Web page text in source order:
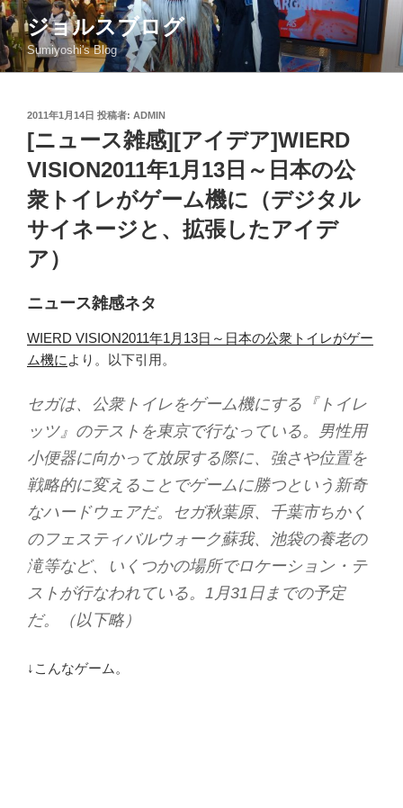
コ
ン
テ
ン
ジョルスブログ
Sumiyoshi's Blog
投
稿
日:
2011年1月14日 投稿者: ADMIN
[ニュース雑感][アイデア]WIERD
VISION2011年1月13日～日本の公
衆トイレがゲーム機に（デジタル
サイネージと、拡張したアイデ
ア）
ニュース雑感ネタ
WIERD VISION2011年1月13日～日本の公衆トイレがゲー
ム機に より。以下引用。
セガは、公衆トイレをゲーム機にする『トイレ
ッツ』のテストを東京で行なっている。男性用
小便器に向かって放尿する際に、強さや位置を
戦略的に変えることでゲームに勝つという新奇
なハードウェアだ。セガ秋葉原、千葉市ちかく
のフェスティバルウォーク蘇我、池袋の養老の
滝等など、いくつかの場所でロケーション・テ
ストが行なわれている。1月31日までの予定
だ。（以下略）
↓こんなゲーム。